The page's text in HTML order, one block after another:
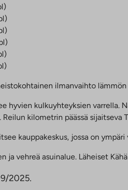
ilmanvaihto
hyvien kulkuyhteyksien varrella.
Reilun kilometrin päässä
kauppakeskus, jossa on
ja vehreä asuinalue. Läheiset
2025.